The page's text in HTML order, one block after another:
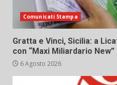
Comunicati Stampa
Gratta e Vinci, Sicilia: a
con “Maxi Miliardario New”
6 Agosto 2026